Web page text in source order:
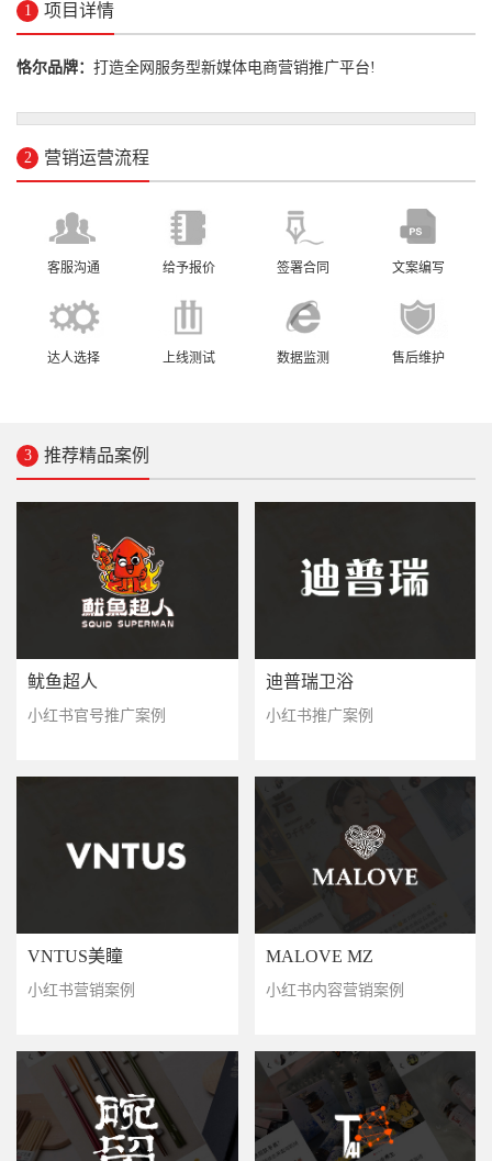
1 项目详情
恪尔品牌： 打造全网服务型新媒体电商营销推广平台!
2 营销运营流程
客服沟通 给予报价 签署合同 文案编写
达人选择 上线测试 数据监测 售后维护
3 推荐精品案例
鱿鱼超人
小红书官号推广案例
迪普瑞卫浴
小红书推广案例
VNTUS美瞳
小红书营销案例
MALOVE MZ
小红书内容营销案例